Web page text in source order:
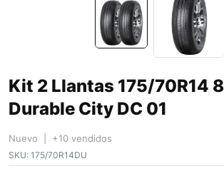
Kit 2 Llantas 175/70R14
Durable City DC 01
Nuevo | +10 vendidos
SKU: 175/70R14DU